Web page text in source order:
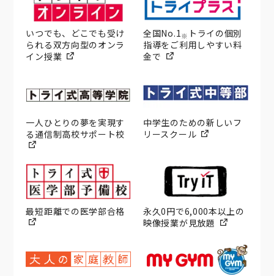
いつでも、どこでも受け
られる双方向型のオンラ
イン授業
全国No.1※ トライの個別
指導をご利用しやすい料
金で
一人ひとりの夢を実現す
る通信制高校サポート校
中学生のための新しいフ
リースクール
最短距離での医学部合格
永久0円で6,000本以上の
映像授業が見放題